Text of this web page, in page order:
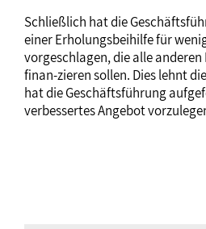
Schließlich hat die
einer Erholungsbeihilfe für
vorgeschlagen, die alle
finan-zieren sollen. Dies lehnt
hat die Geschäftsführung
verbessertes Angebot